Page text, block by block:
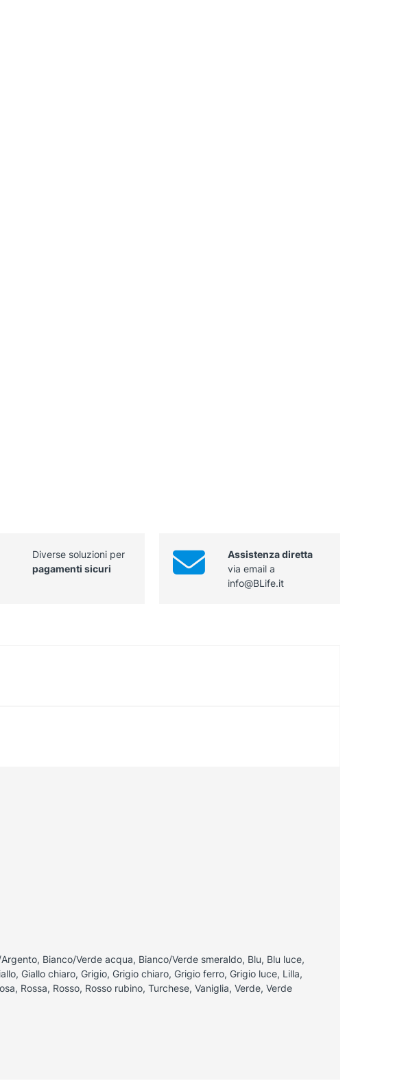
Diverse soluzioni per
pagamenti sicuri
Assistenza diretta
via email a
info@BLife.it
Bianco/Verde acqua, Bianco/Verde smeraldo, Blu, Blu luce,
Giallo chiaro, Grigio, Grigio chiaro, Grigio ferro, Grigio luce, Lilla,
Rossa, Rosso, Rosso rubino, Turchese, Vaniglia, Verde, Verde